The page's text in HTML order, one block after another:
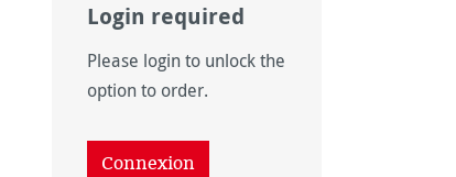
pour le moment.)
pas disponible pour le moment.)
pour le moment.)
pas disponible pour le moment.)
Login required
Please login to unlock the
option to order.
Connexion